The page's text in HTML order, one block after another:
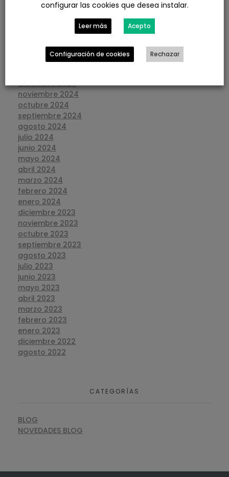
julio 2025
marzo 2025
febrero 2025
diciembre 2024
noviembre 2024
octubre 2024
septiembre 2024
agosto 2024
julio 2024
junio 2024
mayo 2024
abril 2024
marzo 2024
febrero 2024
enero 2024
diciembre 2023
noviembre 2023
octubre 2023
septiembre 2023
agosto 2023
julio 2023
junio 2023
mayo 2023
abril 2023
marzo 2023
febrero 2023
enero 2023
diciembre 2022
agosto 2022
CATEGORÍAS
BLOG
NOVEDADES BLOG
configurar las cookies que desea instalar.
Leer más Acepto
Configuración de cookies Rechazar